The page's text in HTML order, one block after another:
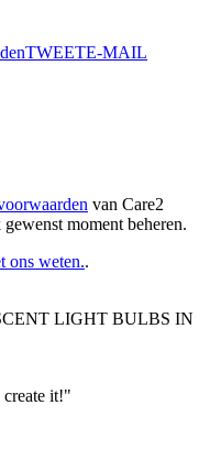
TWEETE-MAIL
van Care2
moment beheren.
ons weten..
LIGHT BULBS IN
create it!"